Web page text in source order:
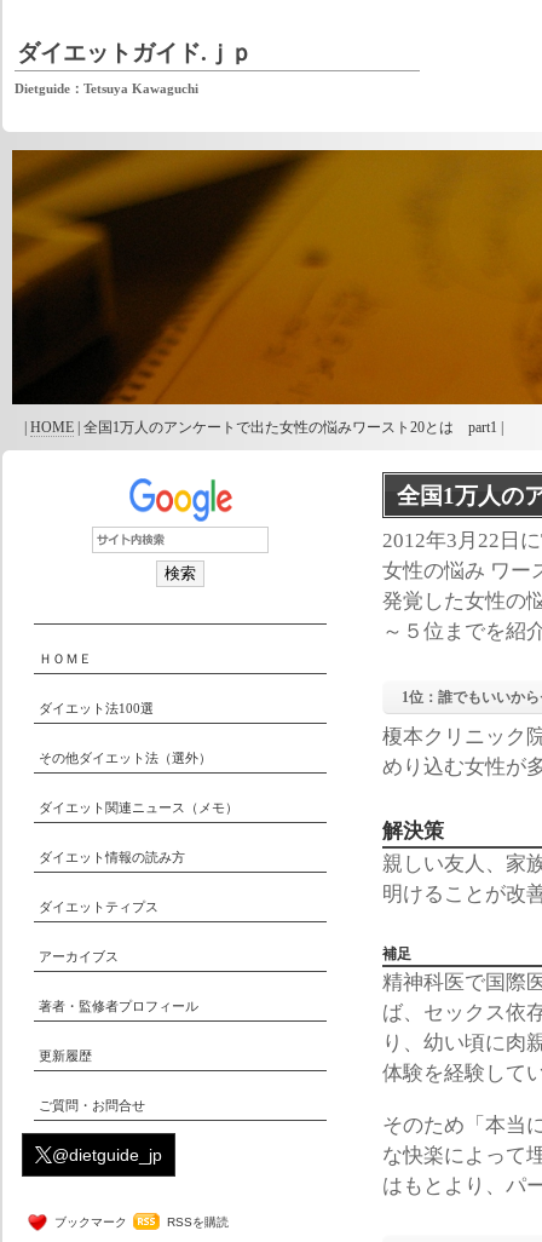
ダイエットガイド.ｊｐ
Dietguide：Tetsuya Kawaguchi
HOME | 全国1万人のアンケートで出た女性の悩みワースト20とは part1 |
全国1万人の
2012年3月22日
女性の悩み ワー
発覚した女性の
～５位までを紹
1位：誰でもいいか
榎本クリニック
めり込む女性が
解決策
親しい友人、家
明けることが改
補足
精神科医で国際
ば、セックス依
り、幼い頃に肉
体験を経験して
そのため「本当
な快楽によって
はもとより、パ
ＨＯＭＥ
ダイエット法100選
その他ダイエット法（選外）
ダイエット関連ニュース（メモ）
ダイエット情報の読み方
ダイエットティプス
アーカイブス
著者・監修者プロフィール
更新履歴
ご質問・お問合せ
@dietguide_jp
ブックマーク RSSを購読